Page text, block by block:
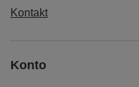
Kontakt
Konto